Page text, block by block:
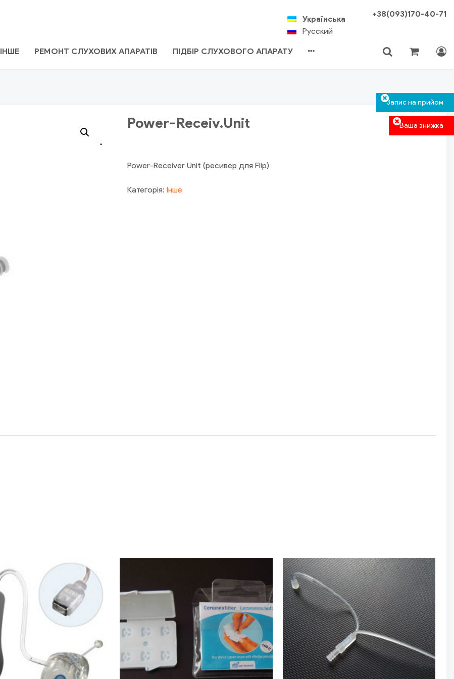
Ваша знижка
Запис на прийом
ІНШЕ РЕМОНТ СЛУХОВИХ АПАРАТІВ ПІДБІР СЛУХОВОГО АПАРАТУ
Українська
Русский
+38(093)170-40-71
Power-Receiv.Unit
Power-Receiver Unit (ресивер для Flip)
Категорія:Інше